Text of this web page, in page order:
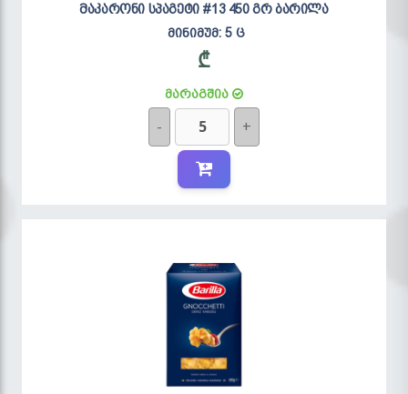
მაკარონი სპაგეტი #13 450 გრ ბარილა
მინიმუმ: 5 ც
₾
მარაგშია
- +